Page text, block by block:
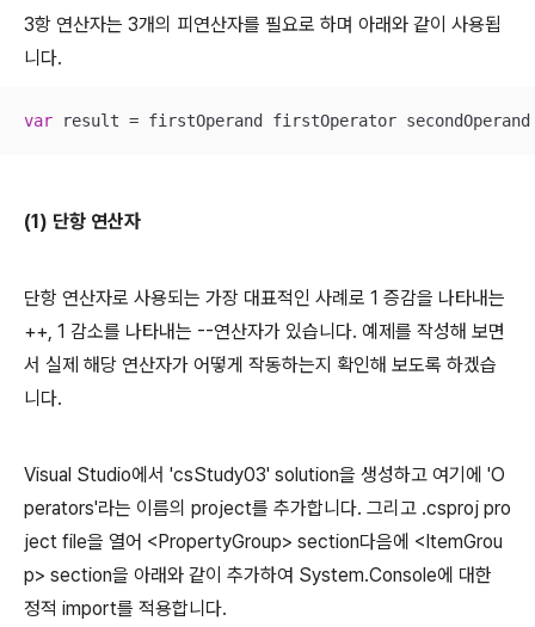
3항 연산자는 3개의 피연산자를 필요로 하며 아래와 같이 사용됩
니다.
var result = firstOperand firstOperator secondOperand
(1) 단항 연산자
단항 연산자로 사용되는 가장 대표적인 사례로 1 증감을 나타내는
++, 1 감소를 나타내는 --연산자가 있습니다. 예제를 작성해 보면
서 실제 해당 연산자가 어떻게 작동하는지 확인해 보도록 하겠습
니다.
Visual Studio에서 'csStudy03' solution을 생성하고 여기에 'O
perators'라는 이름의 project를 추가합니다. 그리고 .csproj pro
ject file을 열어 <PropertyGroup> section다음에 <ItemGrou
p> section을 아래와 같이 추가하여 System.Console에 대한
정적 import를 적용합니다.